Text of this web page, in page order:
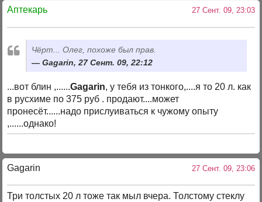
Аптекарь 27 Сент. 09, 23:03
Чёрт... Олег, похоже был прав.
Gagarin, 27 Сент. 09, 22:12
...вот блин ,......Gagarin, у тебя из тонкого,....я то 20 л. как
в русхиме по 375 руб . продают....может
пронесёт......надо прислуиваться к чужому опыту
,......однако!
Gagarin 27 Сент. 09, 23:06
Три толстых 20 л тоже так мыл вчера. Толстому стеклу